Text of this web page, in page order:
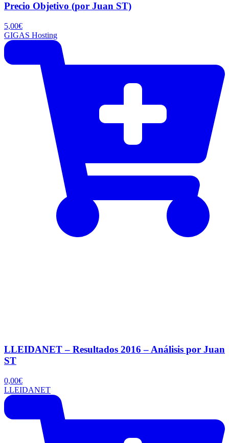
Precio Objetivo (por Juan ST)
5,00€
GIGAS Hosting
LLEIDANET – Resultados 2016 – Análisis por Juan
ST
0,00€
LLEIDANET